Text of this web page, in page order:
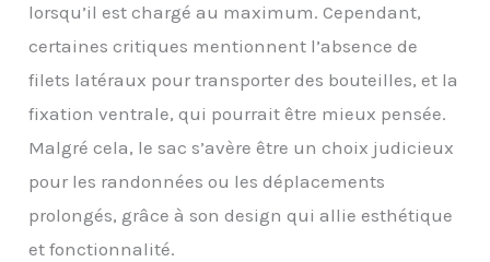
lorsqu’il est chargé au maximum. Cependant,
certaines critiques mentionnent l’absence de
filets latéraux pour transporter des bouteilles, et la
fixation ventrale, qui pourrait être mieux pensée.
Malgré cela, le sac s’avère être un choix judicieux
pour les randonnées ou les déplacements
prolongés, grâce à son design qui allie esthétique
et fonctionnalité.